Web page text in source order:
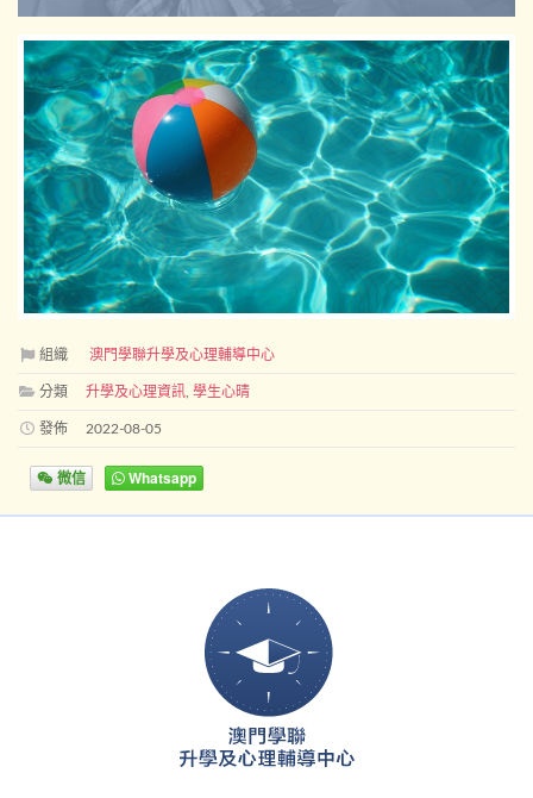
組織 澳門學聯升學及心理輔導中心
分類 升學及心理資訊, 學生心晴
發佈 2022-08-05
微信 Whatsapp